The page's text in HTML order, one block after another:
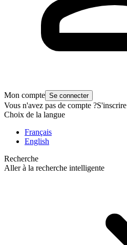
Mon compte Se connecter
Vous n'avez pas de compte ?S'inscrire
Choix de la langue
Français
English
Recherche
Aller à la recherche intelligente